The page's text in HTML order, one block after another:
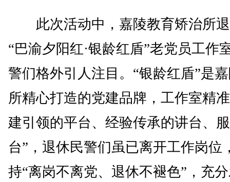
此次活动中，嘉陵教育矫治所退
“巴渝夕阳红·银龄红盾”老党员工作
警们格外引人注目。“银龄红盾”是
所精心打造的党建品牌，工作室精
建引领的平台、经验传承的讲台、
台”，退休民警们虽已离开工作岗位
持“离岗不离党、退休不褪色”，充